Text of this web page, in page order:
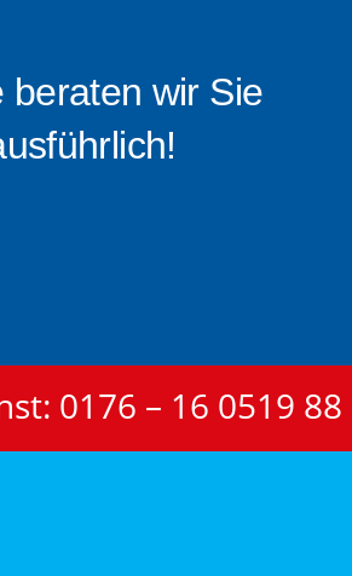
beraten wir Sie
0176 – 16 0519 88